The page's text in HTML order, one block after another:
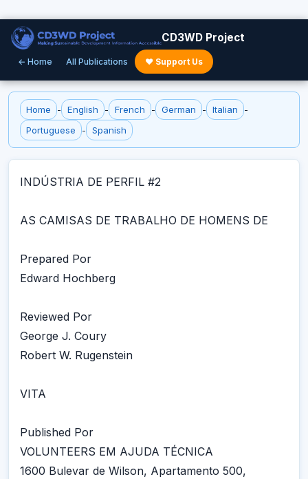
CD3WD Project
← Home All Publications ♥ Support Us
Home - English - French - German - Italian
-
Portuguese
- Spanish
INDÚSTRIA DE PERFIL #2
AS CAMISAS DE TRABALHO DE HOMENS DE
Prepared Por
Edward Hochberg
Reviewed Por
George J. Coury
Robert W. Rugenstein
VITA
Published Por
VOLUNTEERS EM AJUDA TÉCNICA
1600 Bulevar de Wilson, Apartamento 500,